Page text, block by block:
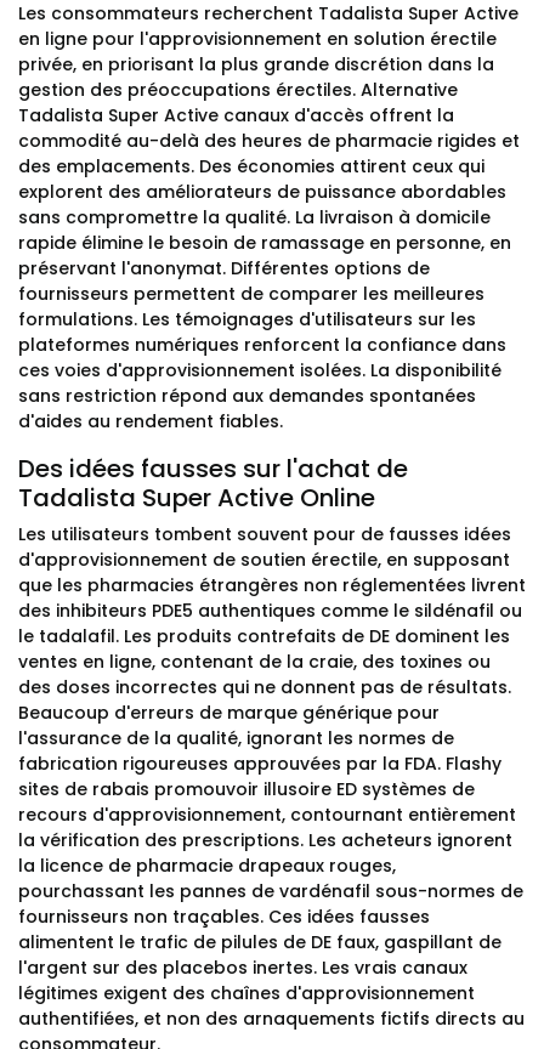
Les consommateurs recherchent Tadalista Super Active
en ligne pour l'approvisionnement en solution érectile
privée, en priorisant la plus grande discrétion dans la
gestion des préoccupations érectiles. Alternative
Tadalista Super Active canaux d'accès offrent la
commodité au-delà des heures de pharmacie rigides et
des emplacements. Des économies attirent ceux qui
explorent des améliorateurs de puissance abordables
sans compromettre la qualité. La livraison à domicile
rapide élimine le besoin de ramassage en personne, en
préservant l'anonymat. Différentes options de
fournisseurs permettent de comparer les meilleures
formulations. Les témoignages d'utilisateurs sur les
plateformes numériques renforcent la confiance dans
ces voies d'approvisionnement isolées. La disponibilité
sans restriction répond aux demandes spontanées
d'aides au rendement fiables.
Des idées fausses sur l'achat de
Tadalista Super Active Online
Les utilisateurs tombent souvent pour de fausses idées
d'approvisionnement de soutien érectile, en supposant
que les pharmacies étrangères non réglementées livrent
des inhibiteurs PDE5 authentiques comme le sildénafil ou
le tadalafil. Les produits contrefaits de DE dominent les
ventes en ligne, contenant de la craie, des toxines ou
des doses incorrectes qui ne donnent pas de résultats.
Beaucoup d'erreurs de marque générique pour
l'assurance de la qualité, ignorant les normes de
fabrication rigoureuses approuvées par la FDA. Flashy
sites de rabais promouvoir illusoire ED systèmes de
recours d'approvisionnement, contournant entièrement
la vérification des prescriptions. Les acheteurs ignorent
la licence de pharmacie drapeaux rouges,
pourchassant les pannes de vardénafil sous-normes de
fournisseurs non traçables. Ces idées fausses
alimentent le trafic de pilules de DE faux, gaspillant de
l'argent sur des placebos inertes. Les vrais canaux
légitimes exigent des chaînes d'approvisionnement
authentifiées, et non des arnaquements fictifs directs au
consommateur.